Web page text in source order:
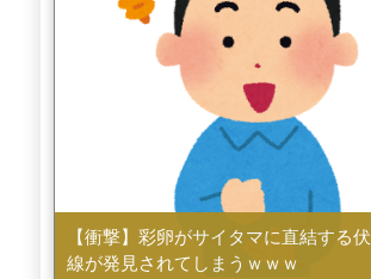
【衝撃】彩卵がサイタマに直結する伏
線が発見されてしまうｗｗｗ